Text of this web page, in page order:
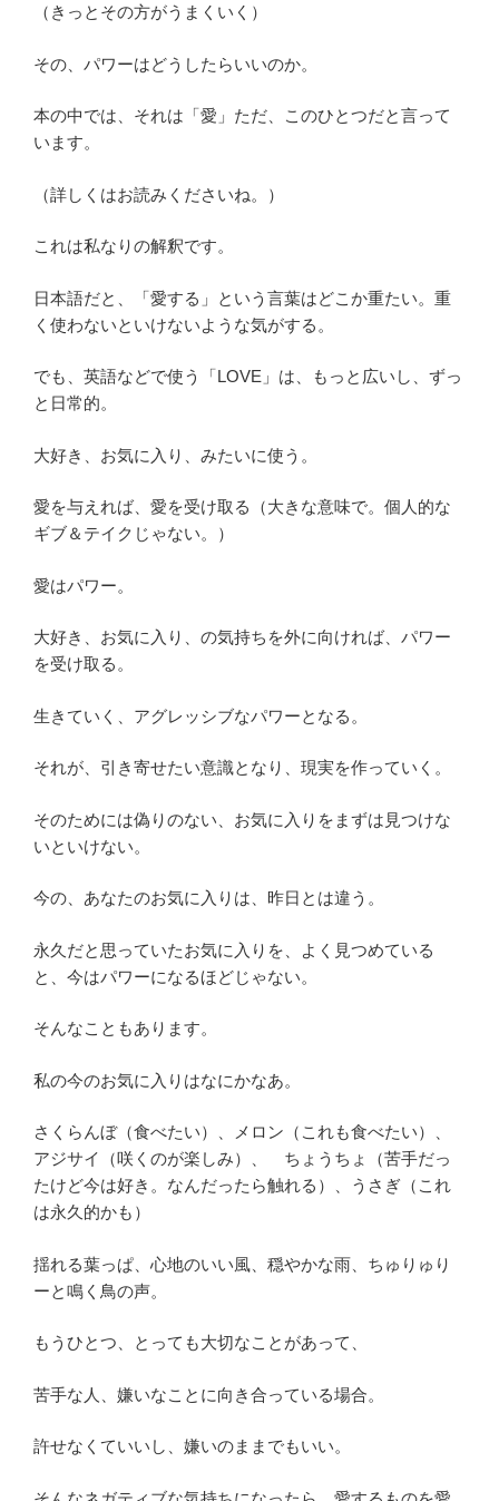
（きっとその方がうまくいく）
その、パワーはどうしたらいいのか。
本の中では、それは「愛」ただ、このひとつだと言って
います。
（詳しくはお読みくださいね。）
これは私なりの解釈です。
日本語だと、「愛する」という言葉はどこか重たい。重
く使わないといけないような気がする。
でも、英語などで使う「LOVE」は、もっと広いし、ずっ
と日常的。
大好き、お気に入り、みたいに使う。
愛を与えれば、愛を受け取る（大きな意味で。個人的な
ギブ＆テイクじゃない。）
愛はパワー。
大好き、お気に入り、の気持ちを外に向ければ、パワー
を受け取る。
生きていく、アグレッシブなパワーとなる。
それが、引き寄せたい意識となり、現実を作っていく。
そのためには偽りのない、お気に入りをまずは見つけな
いといけない。
今の、あなたのお気に入りは、昨日とは違う。
永久だと思っていたお気に入りを、よく見つめている
と、今はパワーになるほどじゃない。
そんなこともあります。
私の今のお気に入りはなにかなあ。
さくらんぼ（食べたい）、メロン（これも食べたい）、
アジサイ（咲くのが楽しみ）、 ちょうちょ（苦手だっ
たけど今は好き。なんだったら触れる）、うさぎ（これ
は永久的かも）
揺れる葉っぱ、心地のいい風、穏やかな雨、ちゅりゅり
ーと鳴く鳥の声。
もうひとつ、とっても大切なことがあって、
苦手な人、嫌いなことに向き合っている場合。
許せなくていいし、嫌いのままでもいい。